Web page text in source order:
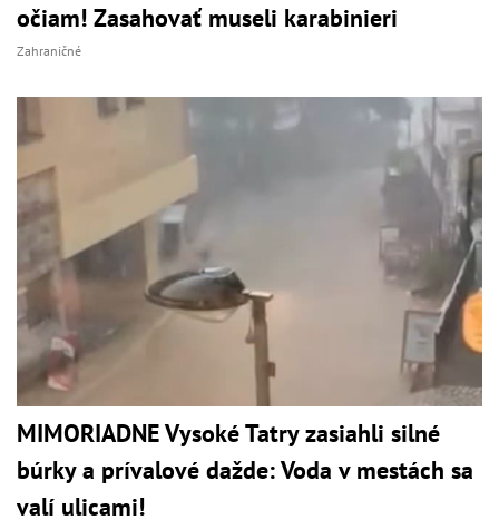
očiam! Zasahovať museli karabinieri
Zahraničné
MIMORIADNE Vysoké Tatry zasiahli silné
búrky a prívalové dažde: Voda v mestách sa
valí ulicami!